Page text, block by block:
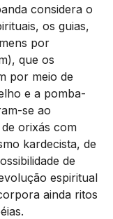
considera o
os guias,
por
que os
por meio de
e a pomba-
se ao
orixás com
kardecista, de
de
espiritual
ainda ritos